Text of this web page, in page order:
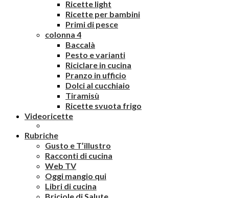
Ricette light
Ricette per bambini
Primi di pesce
colonna 4
Baccalà
Pesto e varianti
Riciclare in cucina
Pranzo in ufficio
Dolci al cucchiaio
Tiramisù
Ricette svuota frigo
Videoricette
Rubriche
Gusto e T’illustro
Racconti di cucina
Web TV
Oggi mangio qui
Libri di cucina